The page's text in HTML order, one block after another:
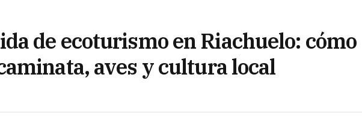
de ecoturismo en Riachuelo: cómo
aves y cultura local